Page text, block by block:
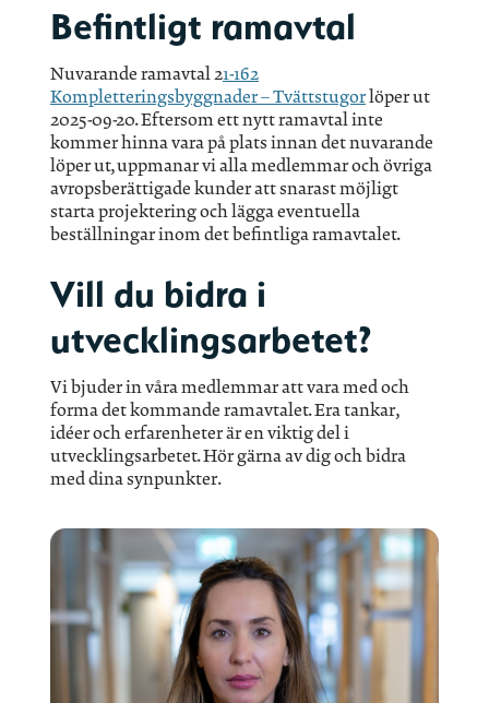
Befintligt ramavtal
Nuvarande ramavtal 21-162
Kompletteringsbyggnader – Tvättstugorlöper ut
2025-09-20. Eftersom ett nytt ramavtal inte
kommer hinna vara på plats innan det nuvarande
löper ut, uppmanar vi alla medlemmar och övriga
avropsberättigade kunder att snarast möjligt
starta projektering och lägga eventuella
beställningar inom det befintliga ramavtalet.
Vill du bidra i
utvecklingsarbetet?
Vi bjuder in våra medlemmar att vara med och
forma det kommande ramavtalet. Era tankar,
idéer och erfarenheter är en viktig del i
utvecklingsarbetet. Hör gärna av dig och bidra
med dina synpunkter.